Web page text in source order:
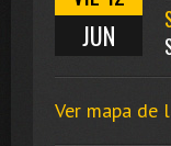
JUN
Ver mapa de